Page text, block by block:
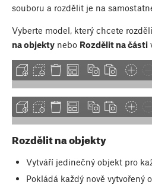
souboru a rozdělit je na
Vyberte model, který chcete
na objekty nebo Rozdělit na části
Rozdělit na objekty
Vytváří jedinečný objekt pro
Pokládá každý nově vytvořený